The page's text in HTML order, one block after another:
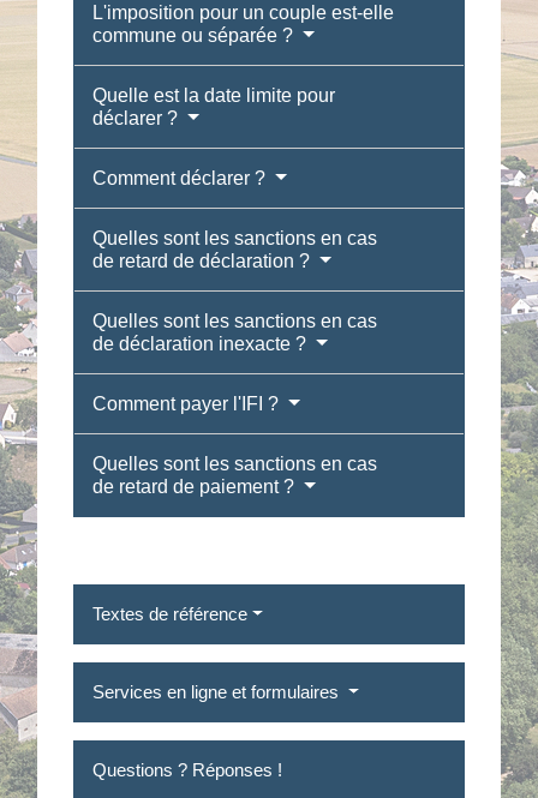
L'imposition pour un couple est-elle
commune ou séparée ?
Quelle est la date limite pour
déclarer ?
Comment déclarer ?
Quelles sont les sanctions en cas
de retard de déclaration ?
Quelles sont les sanctions en cas
de déclaration inexacte ?
Comment payer l'IFI ?
Quelles sont les sanctions en cas
de retard de paiement ?
Textes de référence
Services en ligne et formulaires
Questions ? Réponses !